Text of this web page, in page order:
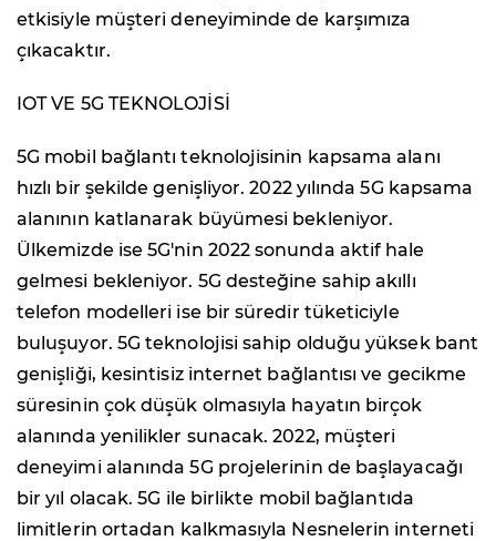
etkisiyle müşteri deneyiminde de karşımıza
çıkacaktır.
IOT VE 5G TEKNOLOJİSİ
5G mobil bağlantı teknolojisinin kapsama alanı
hızlı bir şekilde genişliyor. 2022 yılında 5G kapsama
alanının katlanarak büyümesi bekleniyor.
Ülkemizde ise 5G'nin 2022 sonunda aktif hale
gelmesi bekleniyor. 5G desteğine sahip akıllı
telefon modelleri ise bir süredir tüketiciyle
buluşuyor. 5G teknolojisi sahip olduğu yüksek bant
genişliği, kesintisiz internet bağlantısı ve gecikme
süresinin çok düşük olmasıyla hayatın birçok
alanında yenilikler sunacak. 2022, müşteri
deneyimi alanında 5G projelerinin de başlayacağı
bir yıl olacak. 5G ile birlikte mobil bağlantıda
limitlerin ortadan kalkmasıyla Nesnelerin interneti